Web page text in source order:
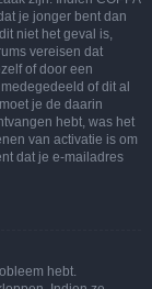
je jonger bent dan
niet het geval is,
vereisen dat
of door een
of dit al
je de daarin
hebt, was het
van activatie is om
dat je e-mailadres
hebt.